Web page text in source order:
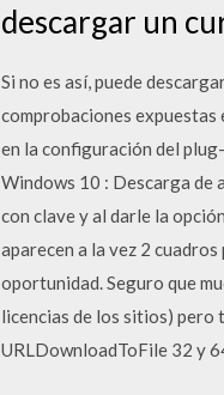
descargar un
Si no es así, puede
comprobaciones expuestas
en la configuración del
Windows 10 : Descarga de
con clave y al darle la
aparecen a la vez 2
oportunidad. Seguro que
licencias de los sitios) pero
URLDownloadToFile 32 y